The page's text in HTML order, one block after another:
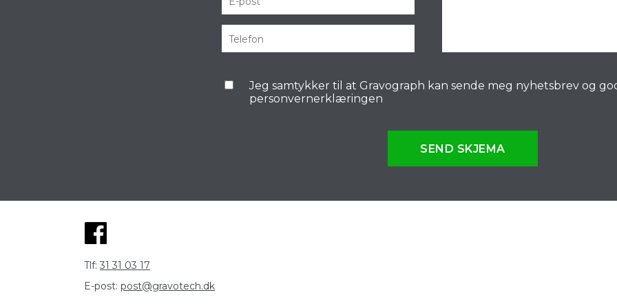
Jeg samtykker til at Gravograph kan sende meg nyhetsbrev og
personvernerklæringen
SEND SKJEMA
Tlf: 31 31 03 17
E-post: post@gravotech.dk